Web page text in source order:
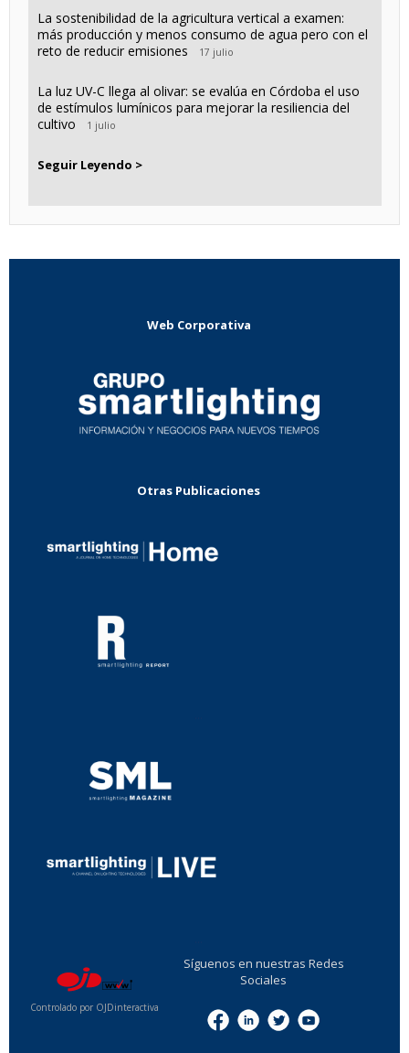
La sostenibilidad de la agricultura vertical a examen:
más producción y menos consumo de agua pero con el
reto de reducir emisiones
17 julio
La luz UV-C llega al olivar: se evalúa en Córdoba el uso
de estímulos lumínicos para mejorar la resiliencia del
cultivo
1 julio
Seguir Leyendo >
Web Corporativa
Otras Publicaciones
Controlado por OJDinteractiva
Síguenos en nuestras Redes
Sociales